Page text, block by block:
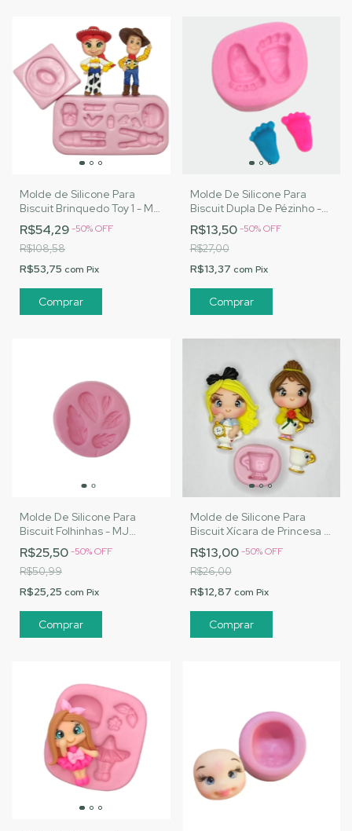
Molde de Silicone Para
Biscuit Brinquedo Toy 1 - MJ
Artesanatos |Cód. 3042
R$54,29-50%OFF
R$108,58
R$53,75 com Pix
Molde De Silicone Para
Biscuit Dupla De Pézinho -
MJ Artesanatos |Cód. 2999
R$13,50-50%OFF
R$27,00
R$13,37 com Pix
Molde De Silicone Para
Biscuit Folhinhas - MJ
Artesanatos |Cód. 1975
R$25,50-50%OFF
R$50,99
R$25,25 com Pix
Molde de Silicone Para
Biscuit Xícara de Princesa -
MJ Artesanatos |Cód. 3194
R$13,00-50%OFF
R$26,00
R$12,87 com Pix